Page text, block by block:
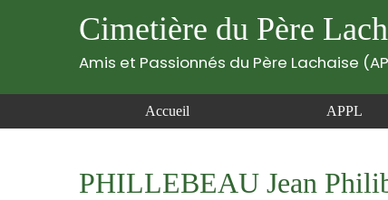
Cimetière du Père
Amis et Passionnés du Père Lachaise
Accueil APPL
PHILLEBEAU Jean